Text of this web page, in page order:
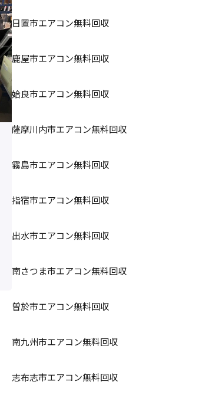
日置市エアコン無料回収
鹿屋市エアコン無料回収
姶良市エアコン無料回収
薩摩川内市エアコン無料回収
霧島市エアコン無料回収
指宿市エアコン無料回収
出水市エアコン無料回収
南さつま市エアコン無料回収
曽於市エアコン無料回収
南九州市エアコン無料回収
志布志市エアコン無料回収